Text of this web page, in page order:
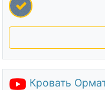
Кровать